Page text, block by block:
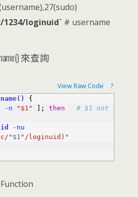
1234/loginuid` # username
來查詢
View Raw Code ?
{
-n "$1" ; then
# $1 not
id
-nu
" $1 "/loginuid)"